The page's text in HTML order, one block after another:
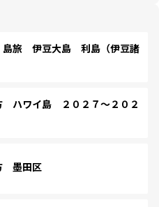
旅 伊豆大島 利島（伊豆諸
ハワイ島 ２０２７～２０２
墨田区